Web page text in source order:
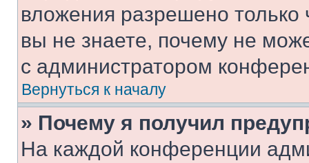
вложения разрешено
вы не знаете, почему не
с администратором
Вернуться к началу
» Почему я получил
На каждой конференции